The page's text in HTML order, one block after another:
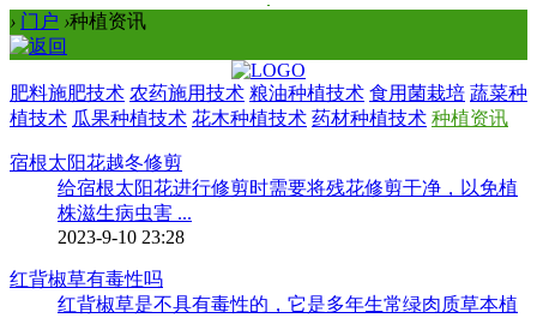
› 门户 ›种植资讯
肥料施肥技术 农药施用技术 粮油种植技术 食用菌栽培 蔬菜种
植技术 瓜果种植技术 花木种植技术 药材种植技术 种植资讯
宿根太阳花越冬修剪
给宿根太阳花进行修剪时需要将残花修剪干净，以免植
株滋生病虫害 ...
2023-9-10 23:28
红背椒草有毒性吗
红背椒草是不具有毒性的，它是多年生常绿肉质草本植